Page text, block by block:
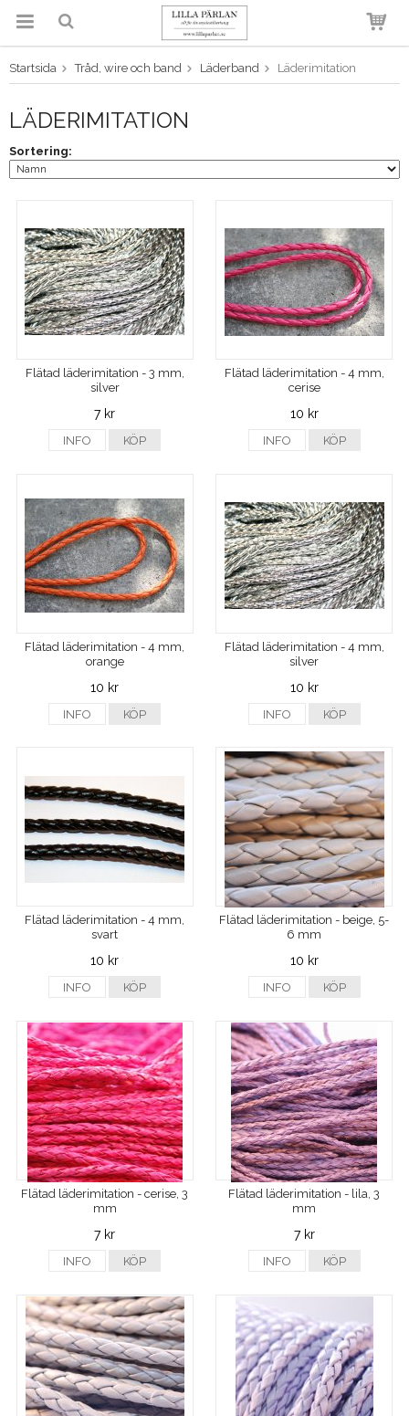
Produkten har blivit tillagd i
varukorgen
Startsida Tråd, wire och band Läderband Läderimitation
LÄDERIMITATION
Sortering:
Flätad läderimitation - 3 mm,
silver
7 kr
INFO KÖP
Flätad läderimitation - 4 mm,
cerise
10 kr
INFO KÖP
Flätad läderimitation - 4 mm,
orange
10 kr
INFO KÖP
Flätad läderimitation - 4 mm,
silver
10 kr
INFO KÖP
Flätad läderimitation - 4 mm,
svart
10 kr
INFO KÖP
Flätad läderimitation - beige, 5-
6 mm
10 kr
INFO KÖP
Flätad läderimitation - cerise, 3
mm
7 kr
INFO KÖP
Flätad läderimitation - lila, 3
mm
7 kr
INFO KÖP